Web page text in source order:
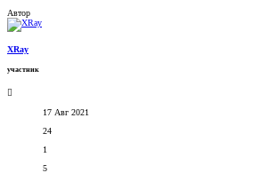
Автор
XRay
участник
17 Авг 2021
24
1
5